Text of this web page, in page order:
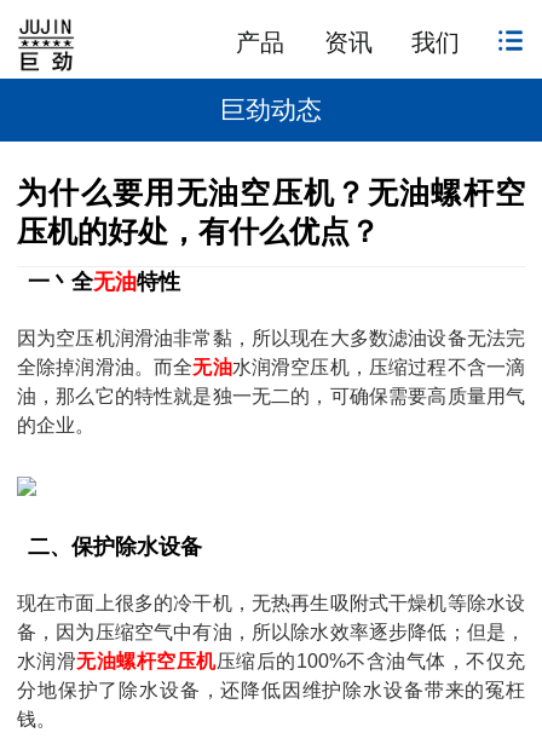
产品 资讯 我们
巨劲动态
为什么要用无油空压机？无油螺杆空
压机的好处，有什么优点？
一丶全无油特性
因为空压机润滑油非常黏，所以现在大多数滤油设备无法完
全除掉润滑油。而全无油水润滑空压机，压缩过程不含一滴
油，那么它的特性就是独一无二的，可确保需要高质量用气
的企业。
二、保护除水设备
现在市面上很多的冷干机，无热再生吸附式干燥机等除水设
备，因为压缩空气中有油，所以除水效率逐步降低；但是，
水润滑无油螺杆空压机压缩后的100%不含油气体，不仅充
分地保护了除水设备，还降低因维护除水设备带来的冤枉
钱。